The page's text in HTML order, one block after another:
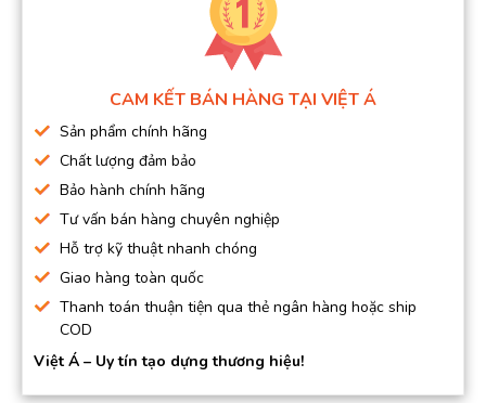
CAM KẾT BÁN HÀNG TẠI VIỆT Á
Sản phẩm chính hãng
Chất lượng đảm bảo
Bảo hành chính hãng
Tư vấn bán hàng chuyên nghiệp
Hỗ trợ kỹ thuật nhanh chóng
Giao hàng toàn quốc
Thanh toán thuận tiện qua thẻ ngân hàng hoặc ship
COD
Việt Á – Uy tín tạo dựng thương hiệu!